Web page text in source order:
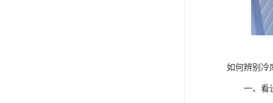
如何辨别冷
一、看